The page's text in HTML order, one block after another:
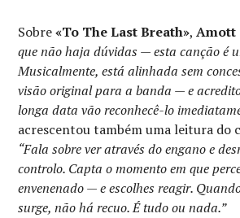
Sobre«To The Last Breath»,Amott
que não haja dúvidas — esta canção é
Musicalmente, está alinhada sem
visão original para a banda — e
longa data vão reconhecê-lo
acrescentou também uma leitura do
“Fala sobre ver através do engano e
controlo. Capta o momento em que
envenenado — e escolhes reagir.
surge, não há recuo. É tudo ou nada.”